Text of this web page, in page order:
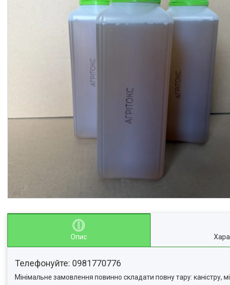
Опис
Телефонуйте: 0981770776
Мінімальне замовлення повинно складати повну тару: каністру,